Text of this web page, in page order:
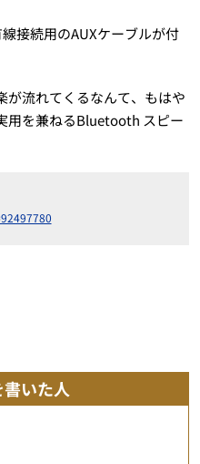
接続用のAUXケーブルが付
が流れてくるなんて、もはや
用を兼ねるBluetooth スピー
いた人